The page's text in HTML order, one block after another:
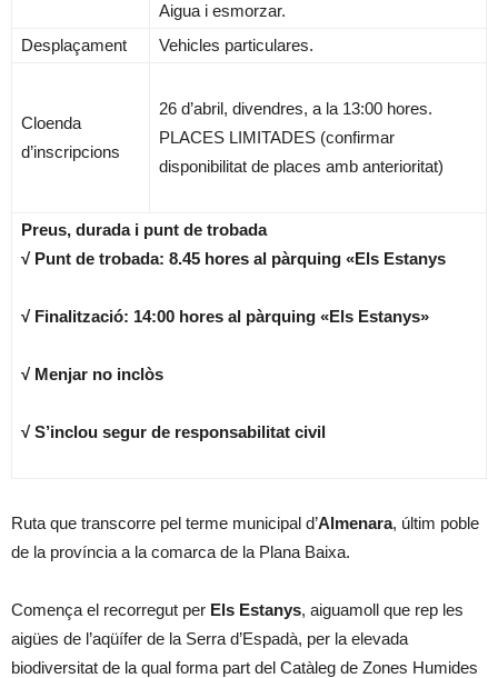
Aigua i esmorzar.
Desplaçament
Vehicles particulares.
Cloenda
d’inscripcions
26 d’abril, divendres, a la 13:00 hores.
PLACES LIMITADES (confirmar
disponibilitat de places amb anterioritat)
Preus, durada i punt de trobada
√ Punt de trobada: 8.45 hores al pàrquing «Els Estanys
√ Finalització: 14:00 hores al pàrquing «Els Estanys»
√ Menjar no inclòs
√ S’inclou segur de responsabilitat civil
Ruta que transcorre pel terme municipal d’Almenara, últim poble
de la província a la comarca de la Plana Baixa.
Comença el recorregut per Els Estanys, aiguamoll que rep les
aigües de l’aqüífer de la Serra d’Espadà, per la elevada
biodiversitat de la qual forma part del Catàleg de Zones Humides